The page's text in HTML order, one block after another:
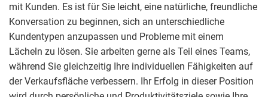
mit Kunden. Es ist für Sie leicht, eine natürliche, freundliche
Konversation zu beginnen, sich an unterschiedliche
Kundentypen anzupassen und Probleme mit einem
Lächeln zu lösen. Sie arbeiten gerne als Teil eines Teams,
während Sie gleichzeitig Ihre individuellen Fähigkeiten auf
der Verkaufsfläche verbessern. Ihr Erfolg in dieser Position